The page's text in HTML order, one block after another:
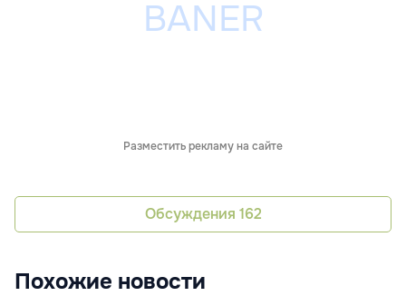
Разместить рекламу на сайте
Обсуждения 162
Похожие новости